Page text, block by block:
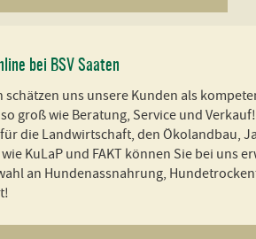
bei BSV Saaten
schätzen uns unsere Kunden als
groß wie Beratung, Service und
die Landwirtschaft, den Ökolandbau,
KuLaP und FAKT können Sie bei uns
an Hundenassnahrung,